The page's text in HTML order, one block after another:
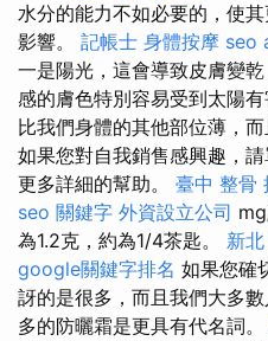
水分的能力不如必要的，使
影響。 記帳士 身體按摩 seo
一是陽光，這會導致皮膚變乾
感的膚色特別容易受到太陽
比我們身體的其他部位薄，
如果您對自我銷售感興趣，
更多詳細的幫助。 臺中 整骨
seo 關鍵字 外資設立公司
為1.2克，約為1/4茶匙。 新
google關鍵字排名 如果您確
訝的是很多，而且我們大多
多的防曬霜是更具有代名詞。